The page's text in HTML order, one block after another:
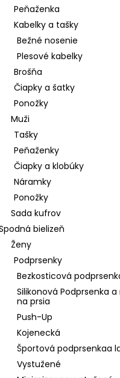
Peňaženka
Kabelky a tašky
Bežné nosenie
Plesové kabelky
Brošňa
Čiapky a šatky
Ponožky
Muži
Tašky
Peňaženky
Čiapky a klobúky
Náramky
Ponožky
Sada kufrov
bielizeň
Ženy
Podprsenky
Bezkosticová
Silikonová Podprsenka
na prsia
Push-Up
Kojenecká
Športová podprsenkaa
Vystužené